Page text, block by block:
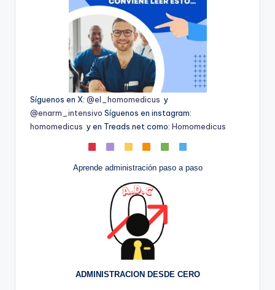
Síguenos en X: @el_homomedicus y
@enarm_intensivo Síguenos en instagram:
homomedicus y en Treads.net como: Homomedicus
Aprende administración paso a paso
ADMINISTRACION DESDE CERO